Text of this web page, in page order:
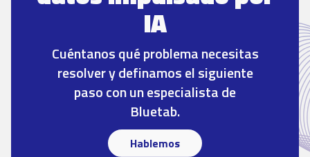
IA
Cuéntanos qué problema necesitas
resolver y definamos el siguiente
paso con un especialista de
Bluetab.
Hablemos